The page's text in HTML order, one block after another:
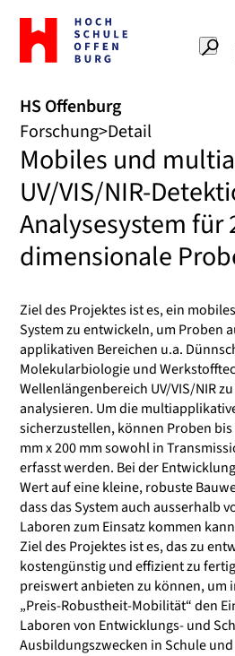
Zur
Startseite
Hochschule
HS Offenburg
Forschung Detail
Mobiles und
UV/VIS/NIR-
Analysesystem für
dimensionale
Ziel des Projektes ist es, ein
System zu entwickeln, um Proben
applikativen Bereichen u.a.
Molekularbiologie und
Wellenlängenbereich UV/VIS/NIR
analysieren. Um die
sicherzustellen, können Proben
mm x 200 mm sowohl in
erfasst werden. Bei der
Wert auf eine kleine, robuste
dass das System auch ausserhalb
Laboren zum Einsatz kommen
Ziel des Projektes ist es, das zu
kostengünstig und effizient zu
preiswert anbieten zu können, um
„Preis-Robustheit-Mobilität“ den
Laboren von Entwicklungs- und
Ausbildungszwecken in Schule